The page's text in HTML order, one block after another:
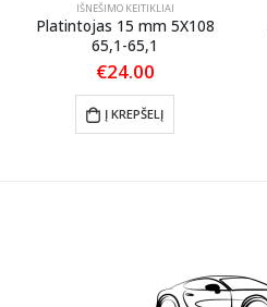
IŠNEŠIMO KEITIKLIAI
Platintojas 15 mm 5X108
65,1-65,1
€24.00
Į KREPŠELĮ